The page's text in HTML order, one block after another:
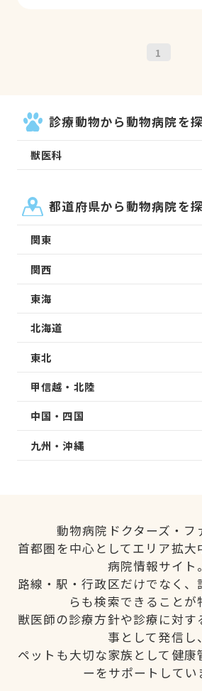
1
診療動物から動物病院を
獣医科
都道府県から動物病院を
関東
関西
東海
北海道
東北
甲信越・北陸
中国・四国
九州・沖縄
動物病院ドクターズ・フ
首都圏を中心としてエリア拡大
病院情報サイト。
路線・駅・行政区だけでなく
らも検索できることが
獣医師の診療方針や診療に対
事として発信し、
ペットも大切な家族として健康
ーをサポートしてい